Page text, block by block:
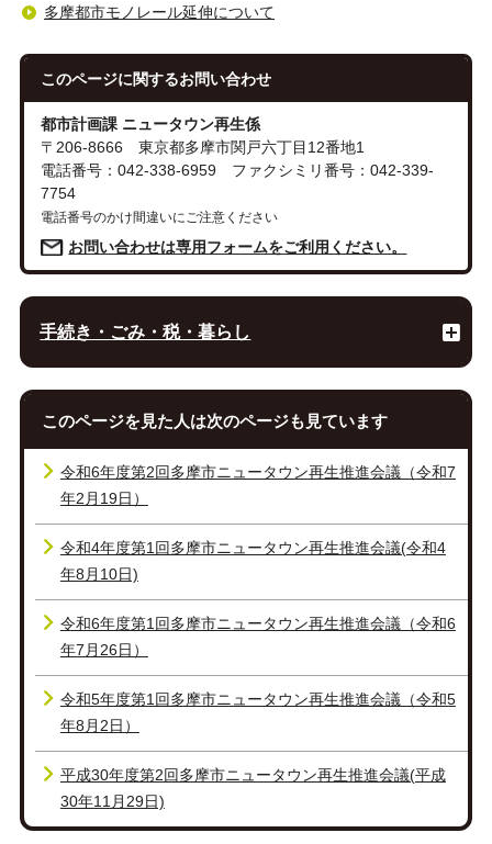
多摩都市モノレール延伸について
このページに関するお問い合わせ
都市計画課 ニュータウン再生係
〒206-8666 東京都多摩市関戸六丁目12番地1
電話番号：042-338-6959 ファクシミリ番号：042-339-
7754
電話番号のかけ間違いにご注意ください
お問い合わせは専用フォームをご利用ください。
手続き・ごみ・税・暮らし
このページを見た人は次のページも見ています
令和6年度第2回多摩市ニュータウン再生推進会議（令和7
年2月19日）
令和4年度第1回多摩市ニュータウン再生推進会議(令和4
年8月10日)
令和6年度第1回多摩市ニュータウン再生推進会議（令和6
年7月26日）
令和5年度第1回多摩市ニュータウン再生推進会議（令和5
年8月2日）
平成30年度第2回多摩市ニュータウン再生推進会議(平成
30年11月29日)